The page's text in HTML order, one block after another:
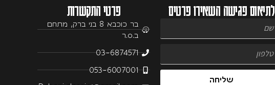
פרטי התקשרות
בר כוכבא 8 בני ברק, מתחם
ב.ס.ר
03-6874571
053-6007001
לתיאום פגישה השאירו פרטים
שליחה